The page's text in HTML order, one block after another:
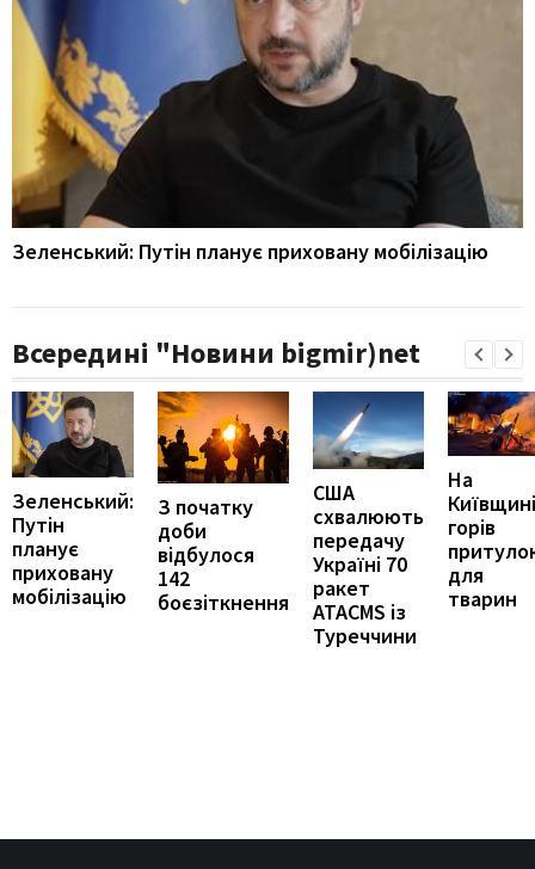
Зеленський: Путін планує приховану мобілізацію
Всередині "Новини bigmir)net
Зеленський:
Путін
планує
приховану
мобілізацію
З початку
доби
відбулося
142
боєзіткнення
США
схвалюють
передачу
Україні 70
ракет
ATACMS із
Туреччини
На
Київщині
горів
для
тварин